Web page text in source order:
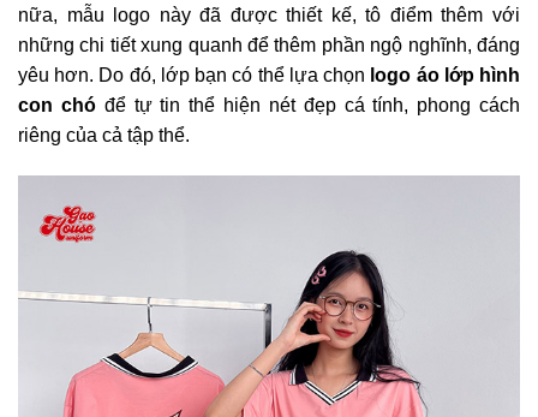
nữa, mẫu logo này đã được thiết kế, tô điểm thêm với
những chi tiết xung quanh để thêm phần ngộ nghĩnh, đáng
yêu hơn. Do đó, lớp bạn có thể lựa chọn logo áo lớp hình
con chó để tự tin thể hiện nét đẹp cá tính, phong cách
riêng của cả tập thể.